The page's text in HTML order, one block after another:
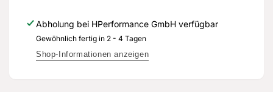
H
-
Original
925
H
-
Abholung bei HPerformance GmbH verfügbar
Gewöhnlich fertig in 2 - 4 Tagen
Shop-Informationen anzeigen